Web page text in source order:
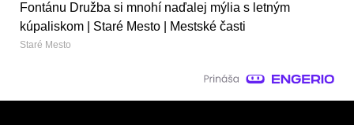
Fontánu Družba si mnohí naďalej mýlia s letným
kúpaliskom | Staré Mesto | Mestské časti
Staré Mesto